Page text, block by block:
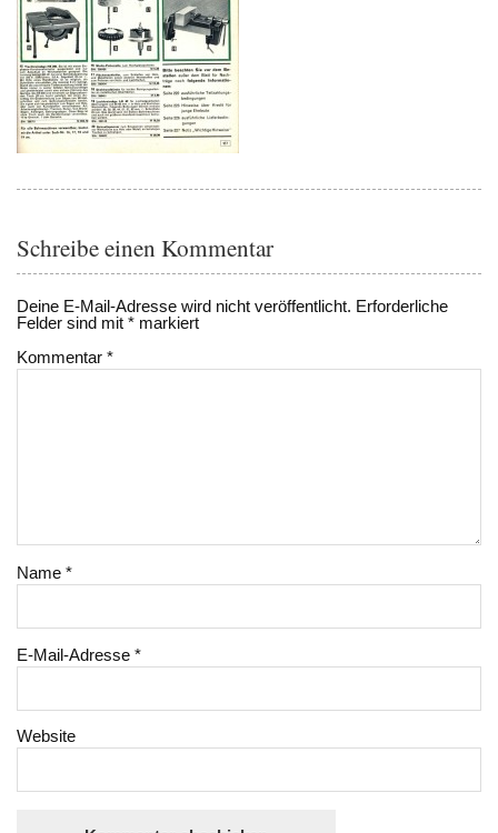
Schreibe einen Kommentar
Deine E-Mail-Adresse wird nicht veröffentlicht. Erforderliche
Felder sind mit* markiert
Kommentar*
Name*
E-Mail-Adresse*
Website